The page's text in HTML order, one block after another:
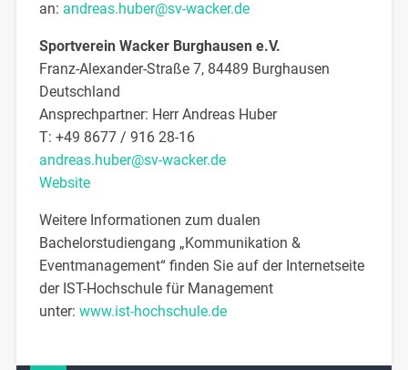
an: andreas.huber@sv-wacker.de
Sportverein Wacker Burghausen e.V.
Franz-Alexander-Straße 7, 84489 Burghausen
Deutschland
Ansprechpartner: Herr Andreas Huber
T: +49 8677 / 916 28-16
andreas.huber@sv-wacker.de
Website
Weitere Informationen zum dualen
Bachelorstudiengang „Kommunikation &
Eventmanagement“ finden Sie auf der Internetseite
der IST-Hochschule für Management
unter: www.ist-hochschule.de